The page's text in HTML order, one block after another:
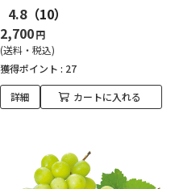
4.8（10）
2,700円
(送料・税込)
獲得ポイント : 27
詳細 カートに入れる